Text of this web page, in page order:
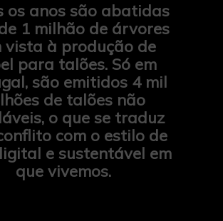
os anos são abatidas
1 milhão de árvores
vista à produção de
para talões. Só em
são emitidos 4 mil
de talões não
o que se traduz
com o estilo de
e sustentável em
que vivemos.